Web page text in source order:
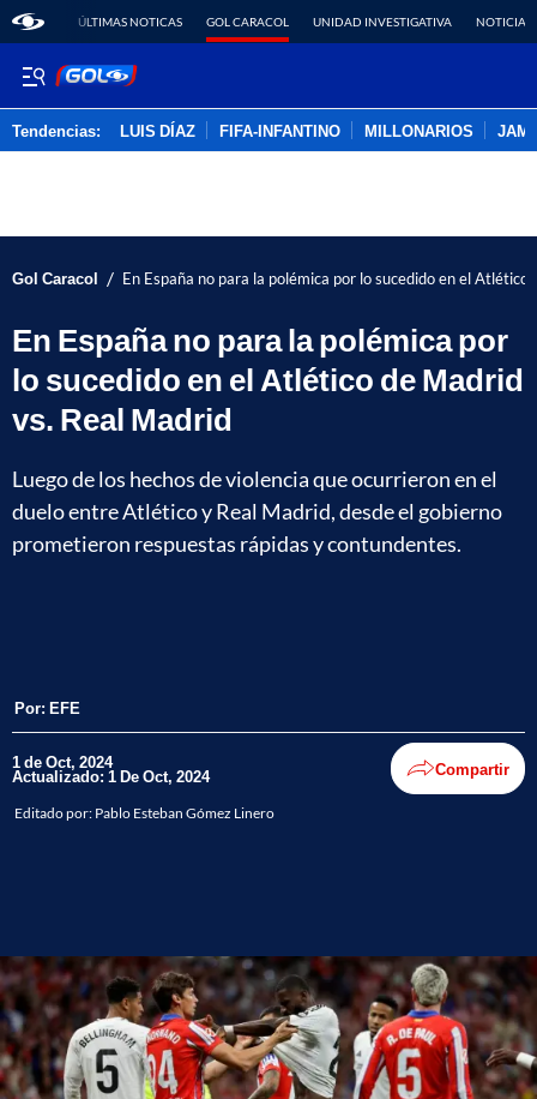
ÚLTIMAS NOTICAS GOL CARACOL UNIDAD INVESTIGATIVA NOTICIAS
Tendencias: LUIS DÍAZ FIFA-INFANTINO MILLONARIOS
Gol Caracol / En España no para la polémica por lo sucedido en el
En España no para la polémica por
lo sucedido en el Atlético de Madrid
vs. Real Madrid
Luego de los hechos de violencia que ocurrieron en el
duelo entre Atlético y Real Madrid, desde el gobierno
prometieron respuestas rápidas y contundentes.
Por: EFE
1 de Oct, 2024
Actualizado: 1 De Oct, 2024 Compartir
Editado por: Pablo Esteban Gómez Linero